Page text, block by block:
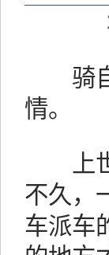
骑自
情。
上世
不久，
车派车